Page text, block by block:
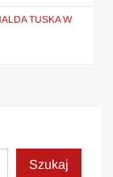
TUSKA W
Szukaj